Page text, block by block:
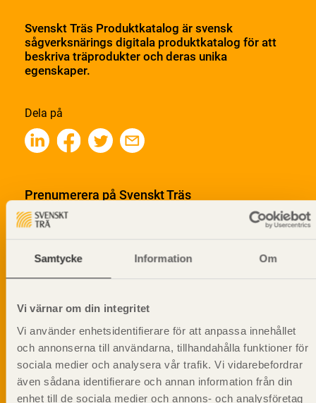
Samtycke Information Om
Vi värnar om din integritet
Vi använder enhetsidentifierare för att anpassa innehållet
och annonserna till användarna, tillhandahålla funktioner för
sociala medier och analysera vår trafik. Vi vidarebefordrar
även sådana identifierare och annan information från din
enhet till de sociala medier och annons- och analysföretag
Svenskt Träs Produktkatalog är svensk
sågverksnärings digitala produktkatalog för att
beskriva träprodukter och deras unika
egenskaper.
Dela på
Prenumerera på Svenskt Träs
informationsutskick!